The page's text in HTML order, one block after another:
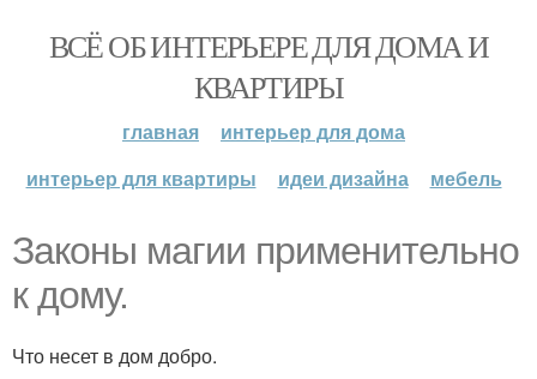
ВСЁ ОБ ИНТЕРЬЕРЕ ДЛЯ ДОМА И
КВАРТИРЫ
главная
интерьер для дома
интерьер для квартиры
идеи дизайна мебель
Законы магии применительно
к дому.
Что несет в дом добро.